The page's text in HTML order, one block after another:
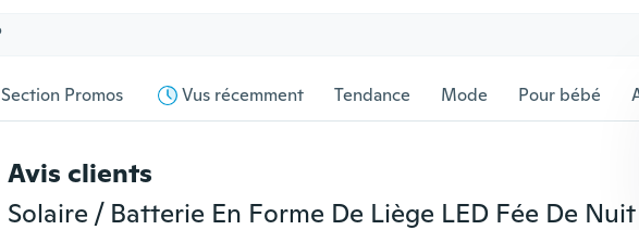
Section Promos Vus récemment Tendance Mode Pour bébé
Avis clients